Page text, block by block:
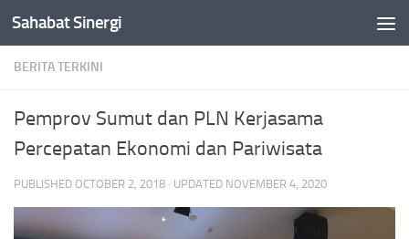
Skip to content
Sahabat Sinergi
BERITA TERKINI
Pemprov Sumut dan PLN Kerjasama
Percepatan Ekonomi dan Pariwisata
PUBLISHED OCTOBER 2, 2018 · UPDATED NOVEMBER 4, 2020